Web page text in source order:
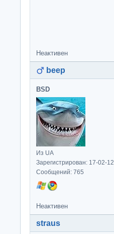
Неактивен
beep
BSD
Из UA
Зарегистрирован: 17-02-12
Сообщений: 765
Неактивен
straus